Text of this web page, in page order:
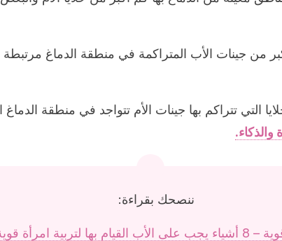
أكبر من جينات الأب المتراكمة في منطقة الدماغ مرتبطة
التي تتراكم بها جينات الأم تتواجد في منطقة
والذكاء.
ننصحك بقراءة:
بها لتربية امرأة قوية